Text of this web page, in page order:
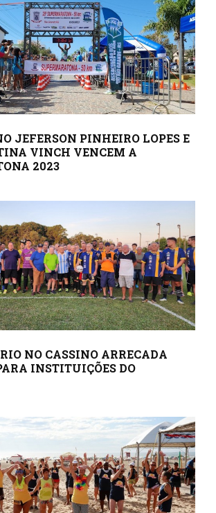
JEFERSON PINHEIRO LOPES E
VINCH VENCEM A
2023
NO CASSINO ARRECADA
INSTITUIÇÕES DO